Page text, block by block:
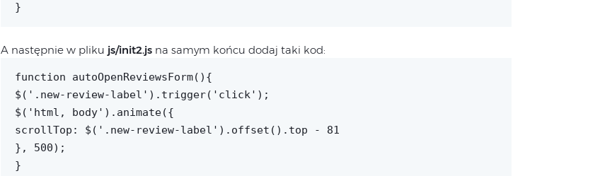
}
A następnie w pliku js/init2.jsna samym końcu dodaj taki kod:
function autoOpenReviewsForm(){
$('.new-review-label').trigger('click');
$('html, body').animate({
scrollTop: $('.new-review-label').offset().top - 81
}, 500);
}